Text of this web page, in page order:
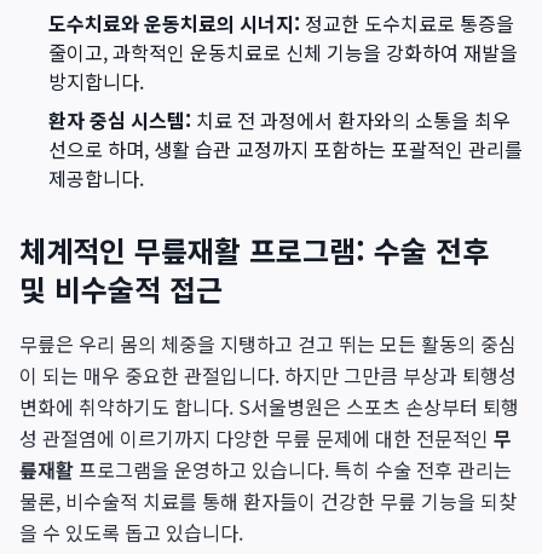
도수치료와 운동치료의 시너지: 정교한 도수치료로 통증을
줄이고, 과학적인 운동치료로 신체 기능을 강화하여 재발을
방지합니다.
환자 중심 시스템: 치료 전 과정에서 환자와의 소통을 최우
선으로 하며, 생활 습관 교정까지 포함하는 포괄적인 관리를
제공합니다.
체계적인 무릎재활 프로그램: 수술 전후
및 비수술적 접근
무릎은 우리 몸의 체중을 지탱하고 걷고 뛰는 모든 활동의 중심
이 되는 매우 중요한 관절입니다. 하지만 그만큼 부상과 퇴행성
변화에 취약하기도 합니다. S서울병원은 스포츠 손상부터 퇴행
성 관절염에 이르기까지 다양한 무릎 문제에 대한 전문적인 무
릎재활프로그램을 운영하고 있습니다. 특히 수술 전후 관리는
물론, 비수술적 치료를 통해 환자들이 건강한 무릎 기능을 되찾
을 수 있도록 돕고 있습니다.